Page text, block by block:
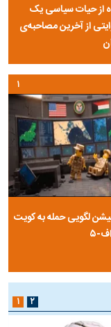
از حیات سیاسی یک
از آخرین مصاحبه‌ی
لگویی حمله به کویت
۵
۱
۱ ۲